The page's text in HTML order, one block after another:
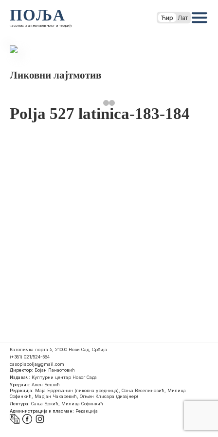
ПОЉА
часопис за књижевност и теорију
Ћир Лат
Ликовни лајтмотив
Polja 527 latinica-183-184
Католичка порта 5, 21000 Нови Сад, Србија
(+381) 021/524-584
casopispolja@gmail.com
Директор: Бојан Панаотовић
Издавач: Културни центар Новог Сада
Уредник: Ален Бешић
Редакција: Маја Ердељанин (ликовна уредница), Соња Веселиновић, Милица
Софинкић, Марјан Чакаревић, Огњен Клисара (дизајнер)
Лектура: Сања Бркић, Милица Софинкић
Администрација и пласман: Редакција